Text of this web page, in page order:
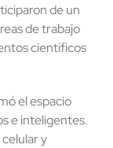
de un
de trabajo
científicos
el espacio
e inteligentes.
y